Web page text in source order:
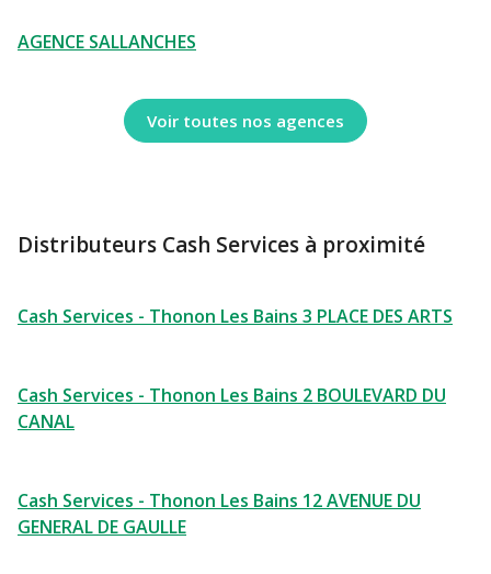
AGENCE SALLANCHES
Voir toutes nos agences
Distributeurs Cash Services à proximité
Cash Services - Thonon Les Bains 3 PLACE DES ARTS
Cash Services - Thonon Les Bains 2 BOULEVARD DU
CANAL
Cash Services - Thonon Les Bains 12 AVENUE DU
GENERAL DE GAULLE